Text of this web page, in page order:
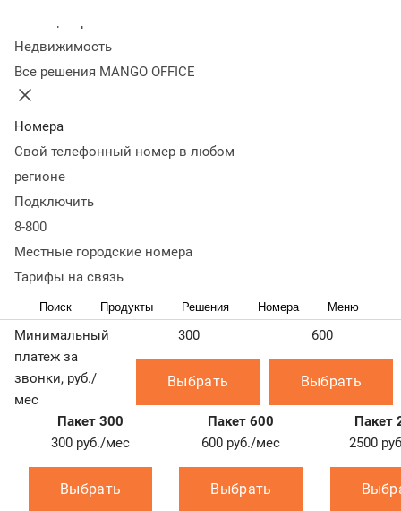
Недвижимость
Все решения MANGO OFFICE
Номера
Свой телефонный номер в любом
регионе
Подключить
8-800
Местные городские номера
Тарифы на связь
Поиск Продукты Решения Номера Меню
Все вызовы оплачивает владелец номера 8‑800.
Тарификация звонка начинается с момента ответа
системы (голосового приветствия, постановки звонка
в очередь, ответа владельца и пр.)
Узнать стоимость и подключить номер в коде 8‑800 вы
можете на странице
Как тарифицируются звонки на 8‑800?
Основные
Пакет 300 Пакет 600
Пакет 2500
Минимальный
платеж за
звонки, руб./
мес
300
Выбрать
600
Выбрать
Пакет 300
300 руб./мес
Выбрать
Пакет 600
600 руб./мес
Выбрать
Пакет
2500